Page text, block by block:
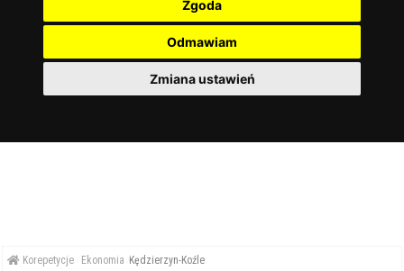
Zgoda
Odmawiam
Zmiana ustawień
Gdańsk 2075
Korepetycje Ekonomia Kędzierzyn-Koźle